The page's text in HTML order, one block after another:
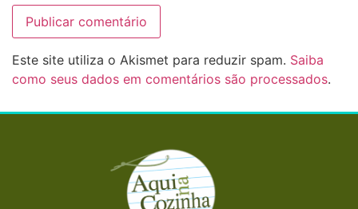
Este site utiliza o Akismet para reduzir spam. Saiba
como seus dados em comentários são processados.